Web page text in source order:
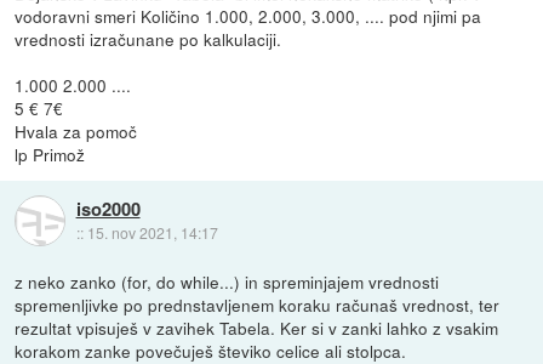
vodoravni smeri Količino 1.000, 2.000, 3.000, .... pod njimi pa
vrednosti izračunane po kalkulaciji.
1.000 2.000 ....
5 € 7€
Hvala za pomoč
lp Primož
iso2000
:: 15. nov 2021, 14:17
z neko zanko (for, do while...) in spreminjajem vrednosti
spremenljivke po prednstavljenem koraku računaš vrednost, ter
rezultat vpisuješ v zavihek Tabela. Ker si v zanki lahko z vsakim
korakom zanke povečuješ števiko celice ali stolpca.